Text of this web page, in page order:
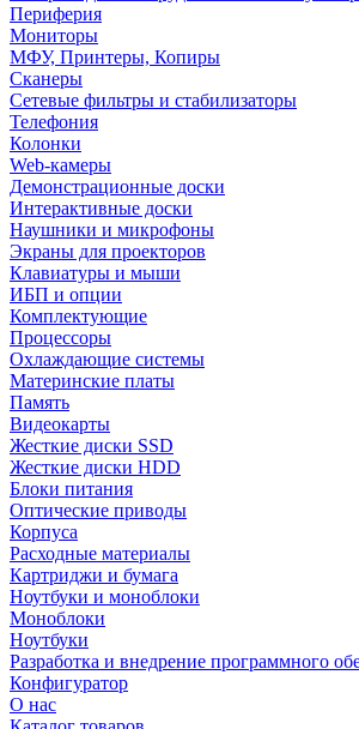
Периферия
Мониторы
МФУ, Принтеры, Копиры
Сканеры
Сетевые фильтры и стабилизаторы
Телефония
Колонки
Web-камеры
Демонстрационные доски
Интерактивные доски
Наушники и микрофоны
Экраны для проекторов
Клавиатуры и мыши
ИБП и опции
Комплектующие
Процессоры
Охлаждающие системы
Материнские платы
Память
Видеокарты
Жесткие диски SSD
Жесткие диски HDD
Блоки питания
Оптические приводы
Корпуса
Расходные материалы
Картриджи и бумага
Ноутбуки и моноблоки
Моноблоки
Ноутбуки
Разработка и внедрение программного
Конфигуратор
О нас